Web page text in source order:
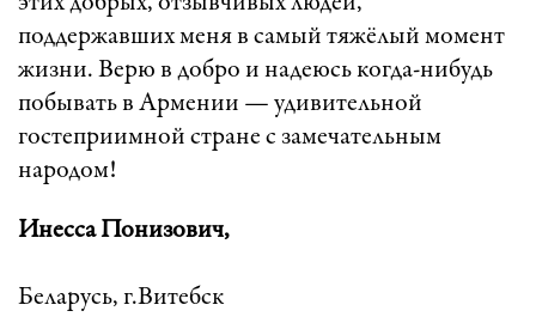
поддержавших меня в самый тяжёлый момент
жизни. Верю в добро и надеюсь когда-нибудь
побывать в Армении — удивительной
гостеприимной стране с замечательным
народом!
Инесса Понизович,
Беларусь, г.Витебск